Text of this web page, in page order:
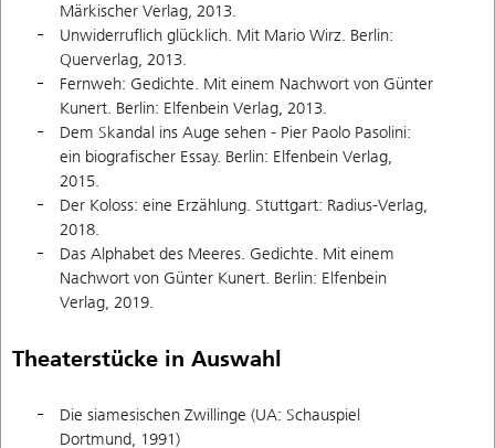
Märkischer Verlag, 2013.
Unwiderruflich glücklich. Mit Mario Wirz. Berlin:
Querverlag, 2013.
Fernweh: Gedichte. Mit einem Nachwort von Günter
Kunert. Berlin: Elfenbein Verlag, 2013.
Dem Skandal ins Auge sehen - Pier Paolo Pasolini:
ein biografischer Essay. Berlin: Elfenbein Verlag,
2015.
Der Koloss: eine Erzählung. Stuttgart: Radius-Verlag,
2018.
Das Alphabet des Meeres. Gedichte. Mit einem
Nachwort von Günter Kunert. Berlin: Elfenbein
Verlag, 2019.
Theaterstücke in Auswahl
Die siamesischen Zwillinge (UA: Schauspiel
Dortmund, 1991)